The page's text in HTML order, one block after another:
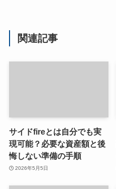
関連記事
サイドfireとは自分でも実
現可能？必要な資産額と後
悔しない準備の手順
2026年5月5日